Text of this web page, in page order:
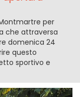
per
che attraversa
domenica 24
questo
sportivo e